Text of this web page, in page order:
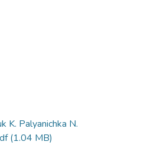
K. Palyanichka N.
(1.04 MB)